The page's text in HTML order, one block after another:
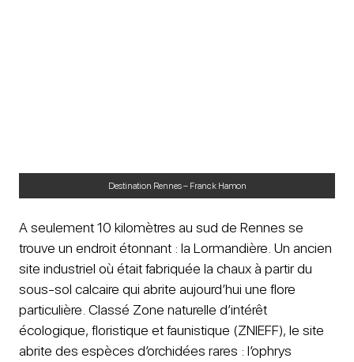
Destination Rennes – Franck Hamon
A seulement 10 kilomètres au sud de Rennes se
trouve un endroit étonnant : la Lormandière. Un ancien
site industriel où était fabriquée la chaux à partir du
sous-sol calcaire qui abrite aujourd’hui une flore
particulière. Classé Zone naturelle d’intérêt
écologique, floristique et faunistique (ZNIEFF), le site
abrite des espèces d’orchidées rares : l’ophrys